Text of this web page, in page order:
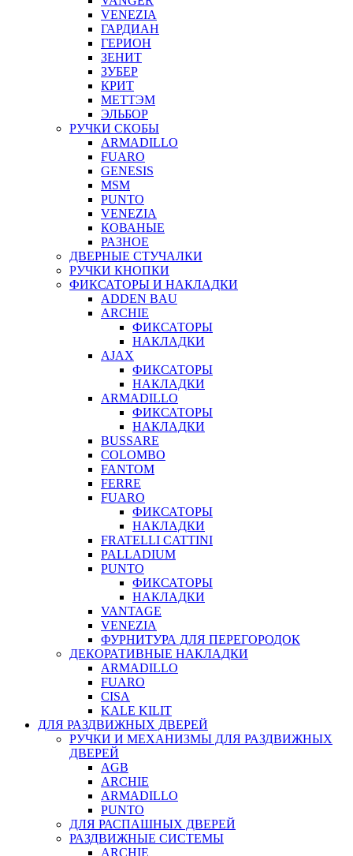
VENEZIA
ГАРДИАН
ГЕРИОН
ЗЕНИТ
ЗУБЕР
КРИТ
МЕТТЭМ
ЭЛЬБОР
РУЧКИ СКОБЫ
ARMADILLO
FUARO
GENESIS
MSM
PUNTO
VENEZIA
КОВАНЫЕ
РАЗНОЕ
ДВЕРНЫЕ СТУЧАЛКИ
РУЧКИ КНОПКИ
ФИКСАТОРЫ И НАКЛАДКИ
ADDEN BAU
ARCHIE
ФИКСАТОРЫ
НАКЛАДКИ
AJAX
ФИКСАТОРЫ
НАКЛАДКИ
ARMADILLO
ФИКСАТОРЫ
НАКЛАДКИ
BUSSARE
COLOMBO
FANTOM
FERRE
FUARO
ФИКСАТОРЫ
НАКЛАДКИ
FRATELLI CATTINI
PALLADIUM
PUNTO
ФИКСАТОРЫ
НАКЛАДКИ
VANTAGE
VENEZIA
ФУРНИТУРА ДЛЯ ПЕРЕГОРОДОК
ДЕКОРАТИВНЫЕ НАКЛАДКИ
ARMADILLO
FUARO
CISA
KALE KILIT
ДЛЯ РАЗДВИЖНЫХ ДВЕРЕЙ
РУЧКИ И МЕХАНИЗМЫ ДЛЯ РАЗДВИЖНЫХ
ДВЕРЕЙ
AGB
ARCHIE
ARMADILLO
PUNTO
ДЛЯ РАСПАШНЫХ ДВЕРЕЙ
РАЗДВИЖНЫЕ СИСТЕМЫ
ARCHIE